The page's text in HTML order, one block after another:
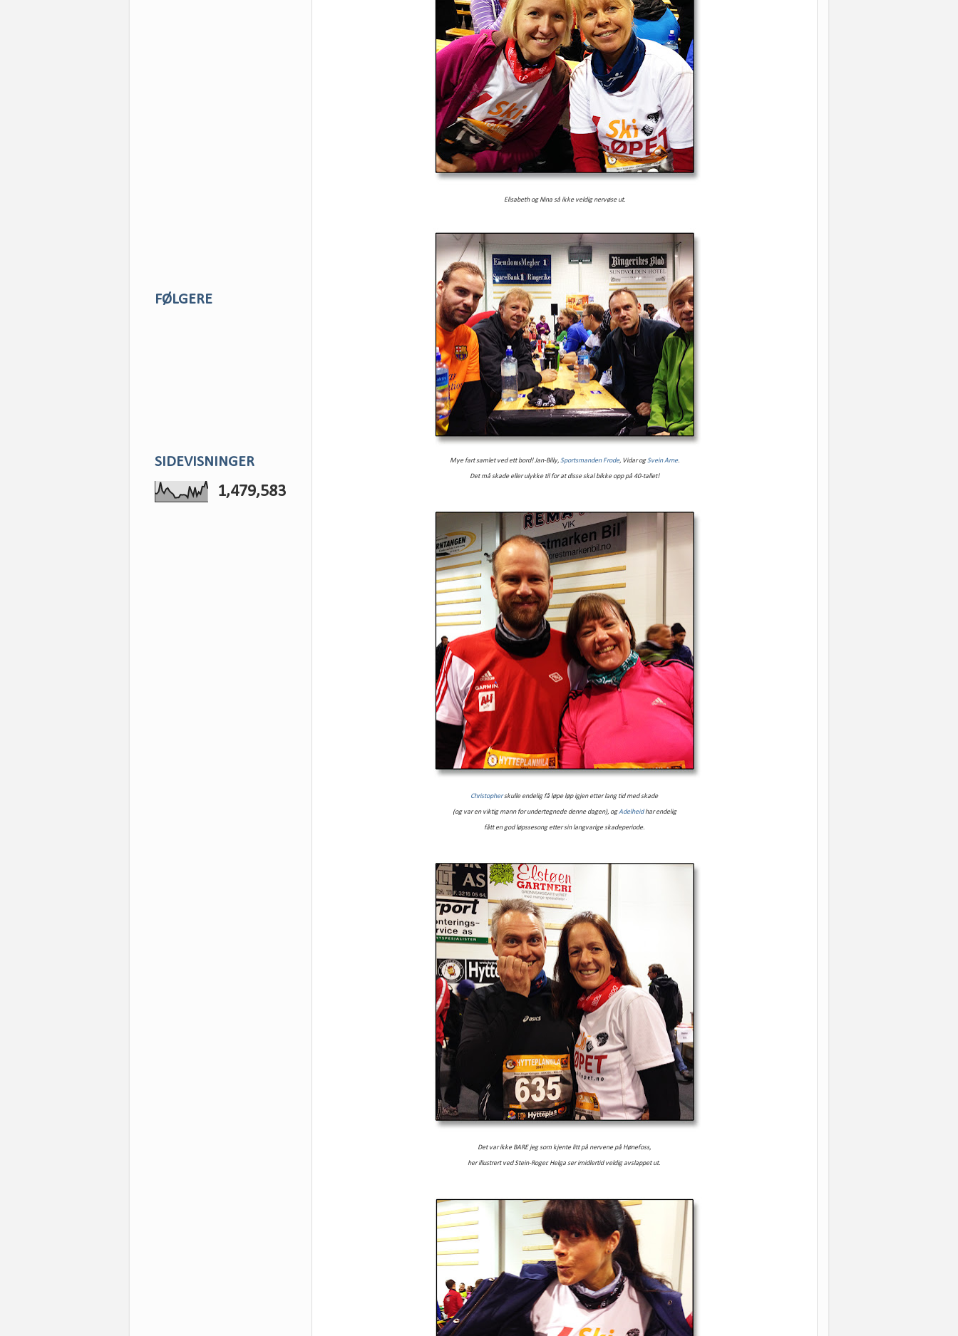
Elisabeth og Nina så ikke veldig nervøse ut.
Mye fart samlet ved ett bord! Jan-Billy,Sportsmanden Frode, Vidar ogSvein Arne.
Det må skade eller ulykke til for at disse skal bikke opp på 40-tallet!
Christopherskulle endelig få løpe løp igjen etter lang tid med skade
(og var en viktig mann for undertegnede denne dagen), ogAdelheidhar endelig
fått en god løpssesong etter sin langvarige skadeperiode.
Det var ikke BARE jeg som kjente litt på nervene på Hønefoss,
her illustrert ved Stein-Roger. Helga ser imidlertid veldig avslappet ut.
FØLGERE
SIDEVISNINGER
1,479,583